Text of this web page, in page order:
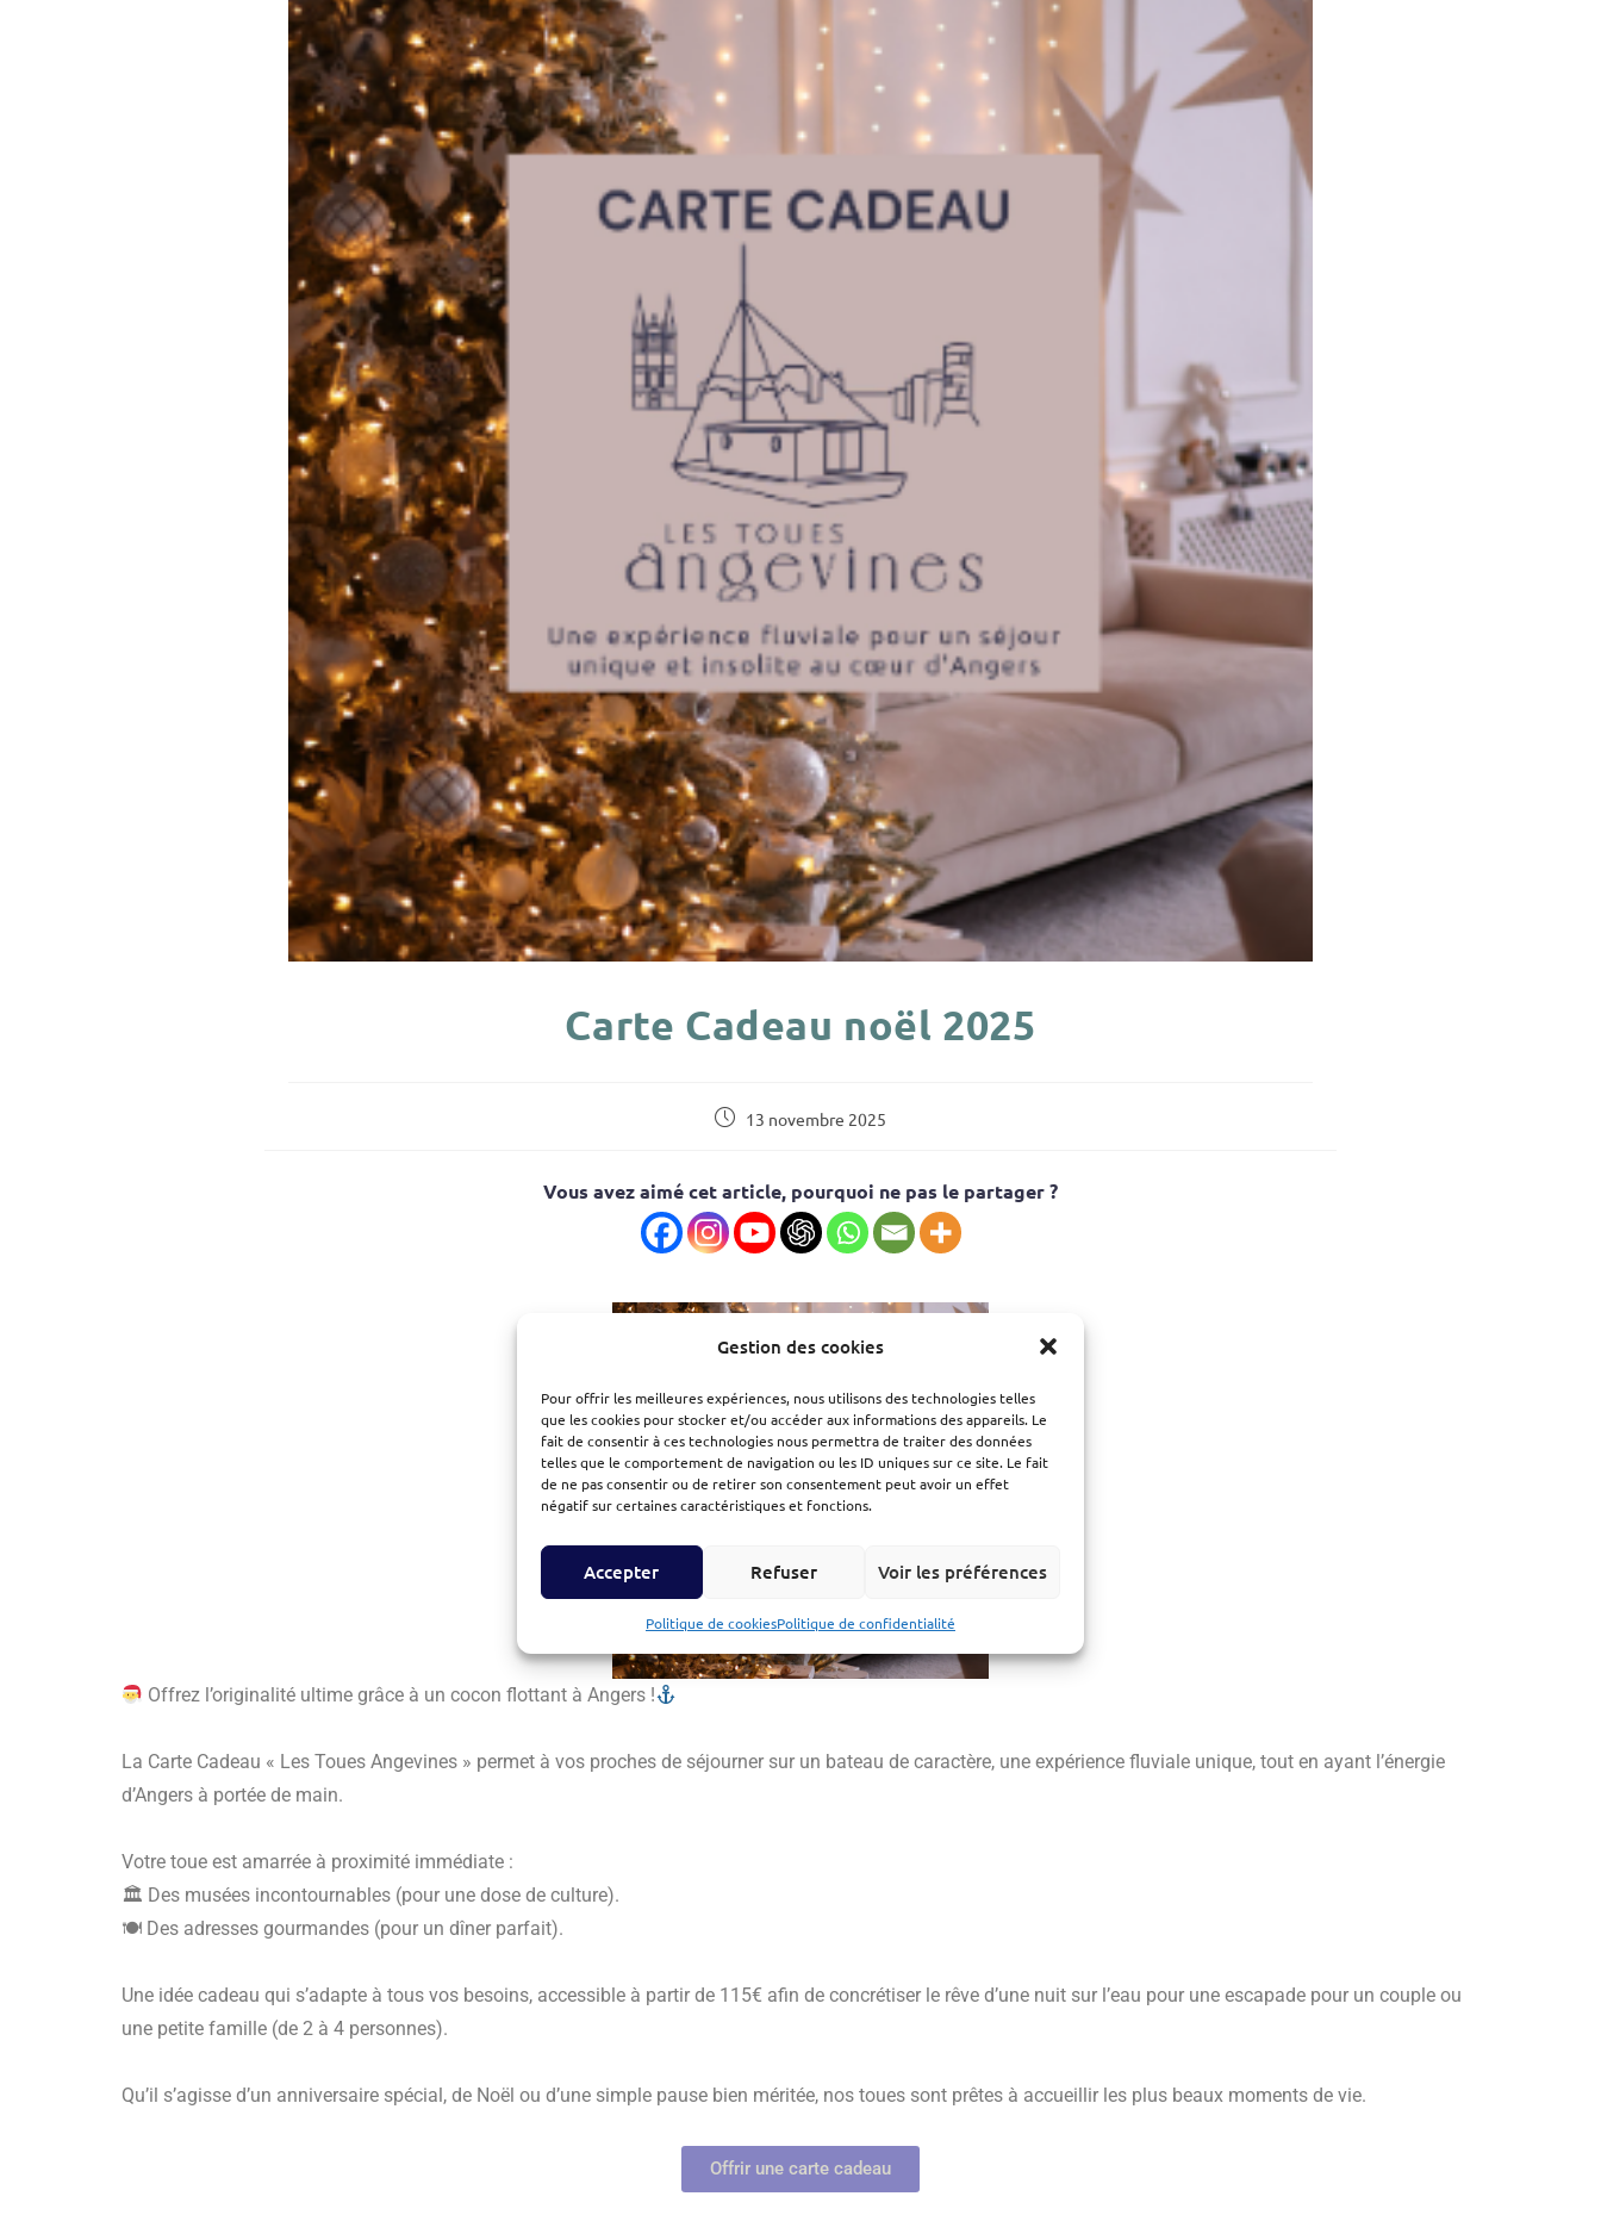
Gestion des cookies
Pour offrir les meilleures expériences, nous utilisons des technologies telles
que les cookies pour stocker et/ou accéder aux informations des appareils. Le
fait de consentir à ces technologies nous permettra de traiter des données
telles que le comportement de navigation ou les ID uniques sur ce site. Le fait
de ne pas consentir ou de retirer son consentement peut avoir un effet
négatif sur certaines caractéristiques et fonctions.
Accepter Refuser Voir les préférences
Politique de cookiesPolitique de confidentialité
Carte Cadeau noël 2025
13 novembre 2025
Vous avez aimé cet article, pourquoi ne pas le partager ?
Offrez l’originalité ultime grâce à un cocon flottant à Angers !
La Carte Cadeau « Les Toues Angevines » permet à vos proches de séjourner sur un bateau de caractère, une expérience fluviale unique, tout en ayant l’énergie
d’Angers à portée de main.
Votre toue est amarrée à proximité immédiate :
🏛 Des musées incontournables (pour une dose de culture).
🍽 Des adresses gourmandes (pour un dîner parfait).
Une idée cadeau qui s’adapte à tous vos besoins, accessible à partir de 115€ afin de concrétiser le rêve d’une nuit sur l’eau pour une escapade pour un couple ou
une petite famille (de 2 à 4 personnes).
Qu’il s’agisse d’un anniversaire spécial, de Noël ou d’une simple pause bien méritée, nos toues sont prêtes à accueillir les plus beaux moments de vie.
Offrir une carte cadeau